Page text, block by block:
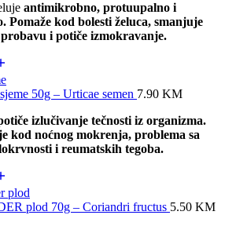
antimikrobno, protuupalno i
Pomaže kod bolesti želuca, smanjuje
i potiče izmokravanje.
50g – Urticae semen 7.90 KM
izlučivanje tečnosti iz organizma.
kod noćnog mokrenja, problema sa
i reumatskih tegoba.
plod 70g – Coriandri fructus 5.50 KM